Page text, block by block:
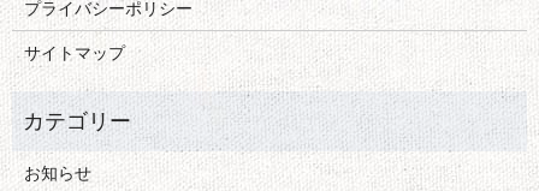
プライバシーポリシー
サイトマップ
お知らせ